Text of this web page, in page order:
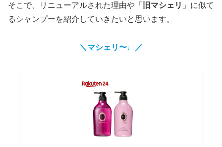
そこで、リニューアルされた理由や「 旧マシェリ 」に似て
るシャンプーを紹介していきたいと思います。
＼マシェリ〜♩／